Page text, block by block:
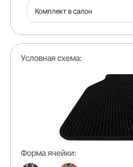
Комплект в салон
Условная схема:
Форма ячейки: